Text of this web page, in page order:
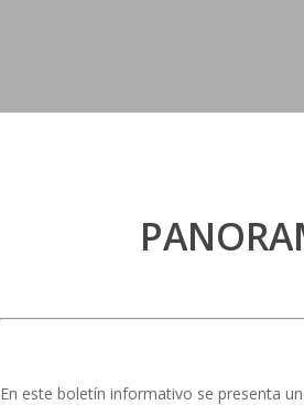
En este boletín informativo se presenta